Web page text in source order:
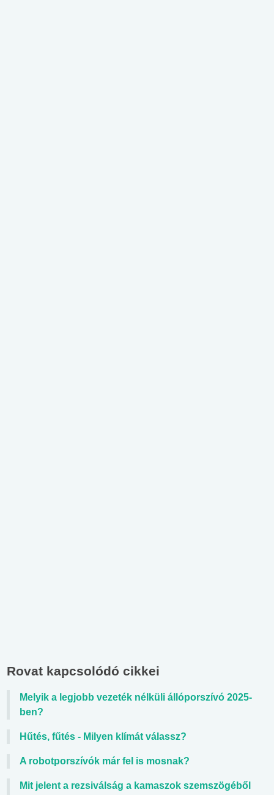
Rovat kapcsolódó cikkei
Melyik a legjobb vezeték nélküli állóporszívó 2025-
ben?
Hűtés, fűtés - Milyen klímát válassz?
A robotporszívók már fel is mosnak?
Mit jelent a rezsiválság a kamaszok szemszögéből